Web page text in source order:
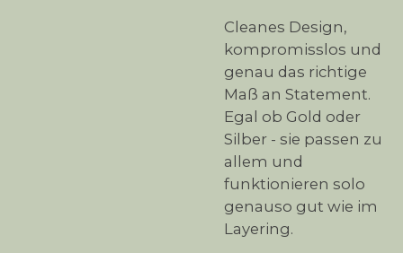
Cleanes Design,
kompromisslos und
genau das richtige
Maß an Statement.
Egal ob Gold oder
Silber - sie passen zu
allem und
funktionieren solo
genauso gut wie im
Layering.